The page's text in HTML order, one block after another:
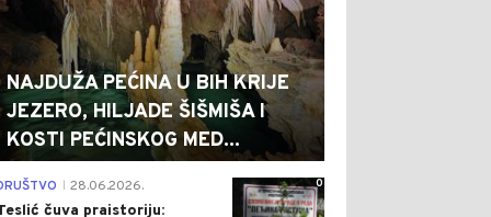
NAJDUŽA PEĆINA U BIH KRIJE
JEZERO, HILJADE ŠIŠMIŠA I
KOSTI PEĆINSKOG MED...
0
28.06.2026.
čuva praistoriju: